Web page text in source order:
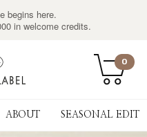
begins here.
in welcome credits.
0
ABOUT SEASONAL EDIT